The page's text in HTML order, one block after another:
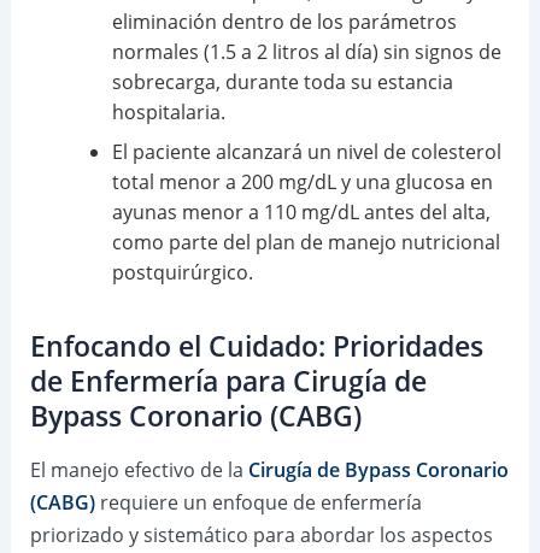
eliminación dentro de los parámetros
normales (1.5 a 2 litros al día) sin signos de
sobrecarga, durante toda su estancia
hospitalaria.
El paciente alcanzará un nivel de colesterol
total menor a 200 mg/dL y una glucosa en
ayunas menor a 110 mg/dL antes del alta,
como parte del plan de manejo nutricional
postquirúrgico.
Enfocando el Cuidado: Prioridades
de Enfermería para Cirugía de
Bypass Coronario (CABG)
El manejo efectivo de la Cirugía de Bypass Coronario
(CABG)requiere un enfoque de enfermería
priorizado y sistemático para abordar los aspectos